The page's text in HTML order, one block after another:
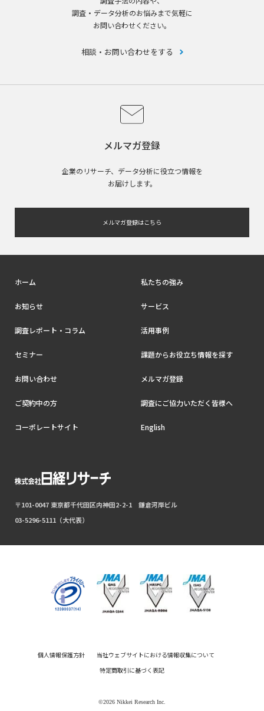
調査・データ分析のお悩みまで気軽に
お問い合わせください。
相談・お問い合わせをする
メルマガ登録
企業のリサーチ、データ分析に役立つ情報を
お届けします。
メルマガ登録はこちら
ホーム 私たちの強み
お知らせ サービス
調査レポート・コラム 活用事例
セミナー 課題からお役立ち情報を探す
お問い合わせ メルマガ登録
ご契約中の方 調査にご協力いただく皆様へ
コーポレートサイト English
〒101-0047 東京都千代田区内神田2-2-1 鎌倉河岸ビル
03-5296-5111（大代表）
個人情報保護方針
当社ウェブサイトにおける情報収集について
特定商取引に基づく表記
©2026 Nikkei Research Inc.